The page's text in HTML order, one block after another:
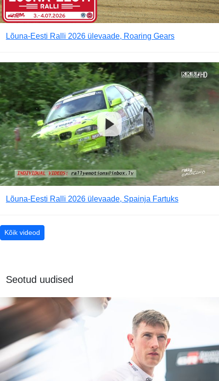
Lõuna-Eesti Ralli 2026 ülevaade, Roaring Gears
Lõuna-Eesti Ralli 2026 ülevaade, Spainja Fartuks
Kõik videod
Seotud uudised